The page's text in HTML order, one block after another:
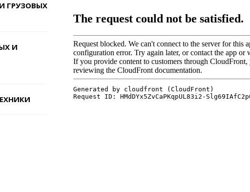
ГРУЗОВЫХ
И